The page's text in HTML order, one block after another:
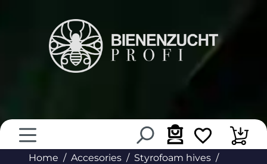
Home Accesories
Styrofoam hives